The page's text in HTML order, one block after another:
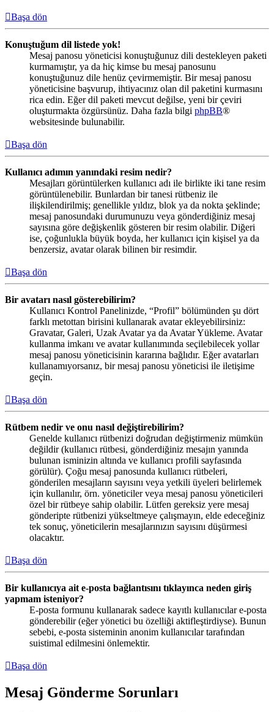
Başa dön
Konuştuğum dil listede yok!
Mesaj panosu yöneticisi konuştuğunuz dili destekleyen paketi
kurmamıştır, ya da hiç kimse bu mesaj panosunu
konuştuğunuz dile henüz çevirmemiştir. Bir mesaj panosu
yöneticisine başvurup, ihtiyacınız olan dil paketini kurmasını
rica edin. Eğer dil paketi mevcut değilse, yeni bir çeviri
oluşturmakta özgürsünüz. Daha fazla bilgi phpBB®
websitesinde bulunabilir.
Başa dön
Kullanıcı adımın yanındaki resim nedir?
Mesajları görüntülerken kullanıcı adı ile birlikte iki tane resim
görüntülenebilir. Bunlardan bir tanesi rütbeniz ile
ilişkilendirilmiş; genellikle yıldız, blok ya da nokta şeklinde;
mesaj panosundaki durumunuzu veya gönderdiğiniz mesaj
sayısına göre değişkenlik gösteren bir resim olabilir. Diğeri
ise, çoğunlukla büyük boyda, her kullanıcı için kişisel ya da
benzersiz, avatar olarak bilinen bir resimdir.
Başa dön
Bir avatarı nasıl gösterebilirim?
Kullanıcı Kontrol Panelinizde, “Profil” bölümünden şu dört
farklı metottan birisini kullanarak avatar ekleyebilirsiniz:
Gravatar, Galeri, Uzak Avatar ya da Avatar Yükleme. Avatar
kullanma imkanı ve avatar kullanımında seçilebilecek yollar
mesaj panosu yöneticisinin kararına bağlıdır. Eğer avatarları
kullanamıyorsanız, bir mesaj panosu yöneticisi ile iletişime
geçin.
Başa dön
Rütbem nedir ve onu nasıl değiştirebilirim?
Genelde kullanıcı rütbenizi doğrudan değiştirmeniz mümkün
değildir (kullanıcı rütbesi, gönderdiğiniz mesajın yanında
bulunan isminizin altında ve kullanıcı profili sayfasında
görülür). Çoğu mesaj panosunda kullanıcı rütbeleri,
gönderilen mesajların sayısını veya yetkili üyeleri belirlemek
için kullanılır, örn. yöneticiler veya mesaj panosu yöneticileri
özel bir rütbeye sahip olabilir. Lütfen gereksiz yere mesaj
gönderipte rütbenizi yükseltmeye çalışmayın, elde edeceğiniz
tek sonuç, yöneticilerin mesajlarınızın sayısını düşürmesi
olacaktır.
Başa dön
Bir kullanıcıya ait e-posta bağlantısını tıklayınca neden giriş
yapmam isteniyor?
E-posta formunu kullanarak sadece kayıtlı kullanıcılar e-posta
gönderebilir (eğer yönetici bu özelliği aktifleştirdiyse). Bunun
sebebi, e-posta sisteminin anonim kullanıcılar tarafından
suistimal edilmesini önlemektir.
Başa dön
Mesaj Gönderme Sorunları